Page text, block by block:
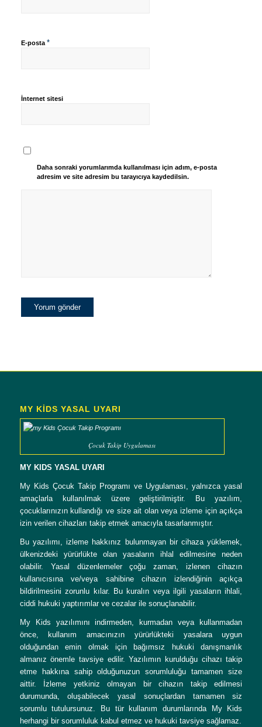
E-posta *
İnternet sitesi
Daha sonraki yorumlarımda kullanılması için adım, e-posta
adresim ve site adresim bu tarayıcıya kaydedilsin.
MY KİDS YASAL UYARI
Çocuk Takip Uygulaması
MY KIDS YASAL UYARI
My Kids Çocuk Takip Programı ve Uygulaması, yalnızca yasal
amaçlarla kullanılmak üzere geliştirilmiştir. Bu yazılım,
çocuklarınızın kullandığı ve size ait olan veya izleme için açıkça
izin verilen cihazları takip etmek amacıyla tasarlanmıştır.
Bu yazılımı, izleme hakkınız bulunmayan bir cihaza yüklemek,
ülkenizdeki yürürlükte olan yasaların ihlal edilmesine neden
olabilir. Yasal düzenlemeler çoğu zaman, izlenen cihazın
kullanıcısına ve/veya sahibine cihazın izlendiğinin açıkça
bildirilmesini zorunlu kılar. Bu kuralın veya ilgili yasaların ihlali,
ciddi hukuki yaptırımlar ve cezalar ile sonuçlanabilir.
My Kids yazılımını indirmeden, kurmadan veya kullanmadan
önce, kullanım amacınızın yürürlükteki yasalara uygun
olduğundan emin olmak için bağımsız hukuki danışmanlık
almanız önemle tavsiye edilir. Yazılımın kurulduğu cihazı takip
etme hakkına sahip olduğunuzun sorumluluğu tamamen size
aittir. İzleme yetkiniz olmayan bir cihazın takip edilmesi
durumunda, oluşabilecek yasal sonuçlardan tamamen siz
sorumlu tutulursunuz. Bu tür kullanım durumlarında My Kids
herhangi bir sorumluluk kabul etmez ve hukuki tavsiye sağlamaz.